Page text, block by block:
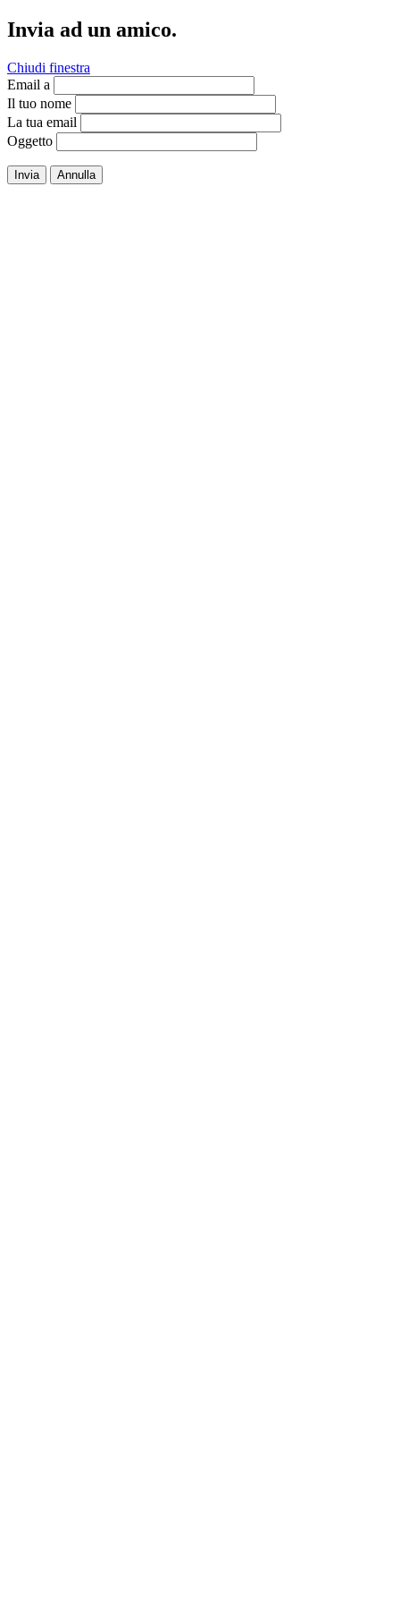
Invia ad un amico.
Chiudi finestra
Email a
Il tuo nome
La tua email
Oggetto
Invia Annulla